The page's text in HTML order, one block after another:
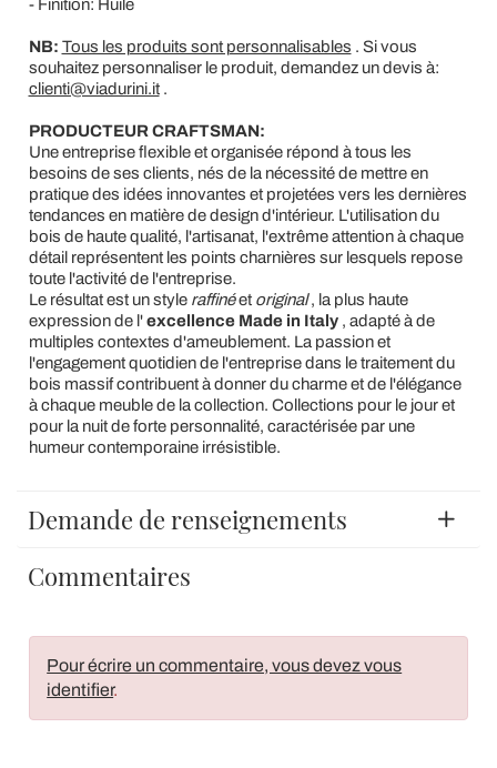
- Finition: Huile
NB: Tous les produits sont personnalisables . Si vous
souhaitez personnaliser le produit, demandez un devis à:
clienti@viadurini.it.
PRODUCTEUR CRAFTSMAN:
Une entreprise flexible et organisée répond à tous les
besoins de ses clients, nés de la nécessité de mettre en
pratique des idées innovantes et projetées vers les dernières
tendances en matière de design d'intérieur. L'utilisation du
bois de haute qualité, l'artisanat, l'extrême attention à chaque
détail représentent les points charnières sur lesquels repose
toute l'activité de l'entreprise.
Le résultat est un style raffinéet original, la plus haute
expression de l'excellence Made in Italy, adapté à de
multiples contextes d'ameublement. La passion et
l'engagement quotidien de l'entreprise dans le traitement du
bois massif contribuent à donner du charme et de l'élégance
à chaque meuble de la collection. Collections pour le jour et
pour la nuit de forte personnalité, caractérisée par une
humeur contemporaine irrésistible.
Demande de renseignements
Commentaires
Pour écrire un commentaire, vous devez vous
identifier.